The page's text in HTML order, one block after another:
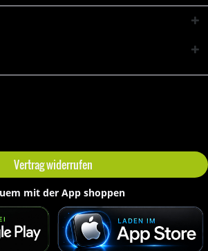
Vertrag widerrufen
mit der App shoppen